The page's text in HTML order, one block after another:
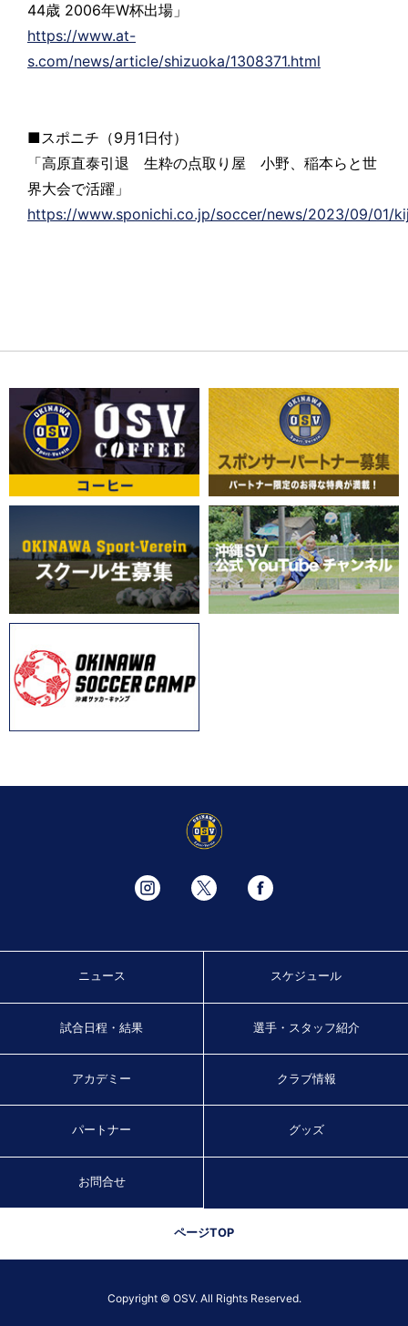
44歳 2006年W杯出場」
https://www.at-
s.com/news/article/shizuoka/1308371.html
■スポニチ（9月1日付）
「高原直泰引退 生粋の点取り屋 小野、稲本らと世
界大会で活躍」
https://www.sponichi.co.jp/soccer/news/2023/09/01/
ニュース スケジュール
試合日程・結果 選手・スタッフ紹介
アカデミー クラブ情報
パートナー グッズ
お問合せ
ページTOP
Copyright © OSV. All Rights Reserved.